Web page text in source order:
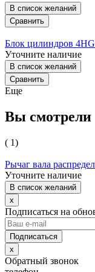
В список желаний
Сравнить
Блок цилиндров
Уточните наличие
В список желаний
Сравнить
Еще
Вы смотрели
( 1)
Рычаг вала
Уточните наличие
В список желаний
x
Подписаться на
x
Обратный звонок